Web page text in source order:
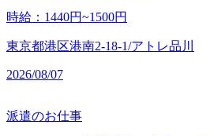
時給 ： 1440円~1500円
東京都港区港南2-18-1/アトレ品川
2026/08/07
派遣のお仕事